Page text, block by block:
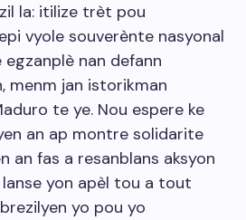
la: itilize trèt pou
vyole souverènte nasyonal
egzanplè nan defann
menm jan istorikman
te ye. Nou espere ke
an ap montre solidarite
an fas a resanblans aksyon
lanse yon apèl tou a tout
yo pou yo